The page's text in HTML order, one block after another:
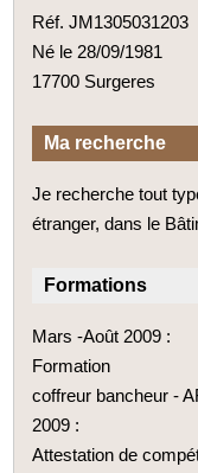
Réf. JM1305031203
Né le 28/09/1981
17700 Surgeres
Ma recherche
Je recherche tout
étranger, dans le
Formations
Mars -­Août 2009 :
Formation
coffreur bancheur -
2009 :
Attestation de